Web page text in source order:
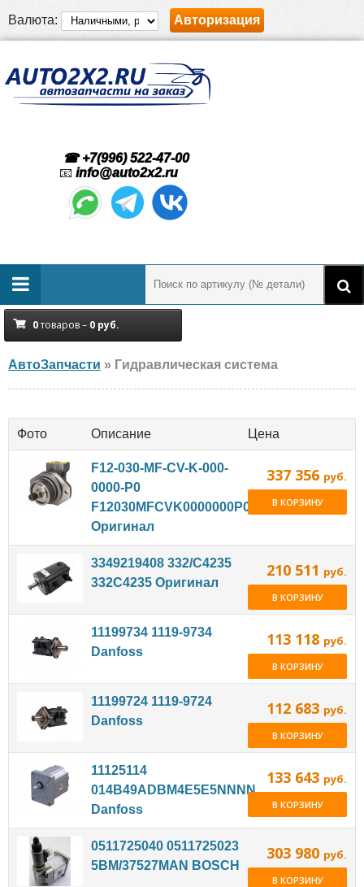
Валюта: Авторизация
☎ +7(996) 522-47-00
📧 info@auto2x2.ru
0товаров – 0 руб.
АвтоЗапчасти » Гидравлическая система
Фото Описание Цена
F12-030-MF-CV-K-000-
0000-P0
F12030MFCVK0000000P0
Оригинал
337 356 руб.
В КОРЗИНУ
3349219408 332/C4235
332C4235 Оригинал
210 511 руб.
В КОРЗИНУ
11199734 1119-9734
Danfoss
113 118 руб.
В КОРЗИНУ
11199724 1119-9724
Danfoss
112 683 руб.
В КОРЗИНУ
11125114
014B49ADBM4E5E5NNNN
Danfoss
133 643 руб.
В КОРЗИНУ
0511725040 0511725023
5BM/37527MAN BOSCH
303 980 руб.
В КОРЗИНУ